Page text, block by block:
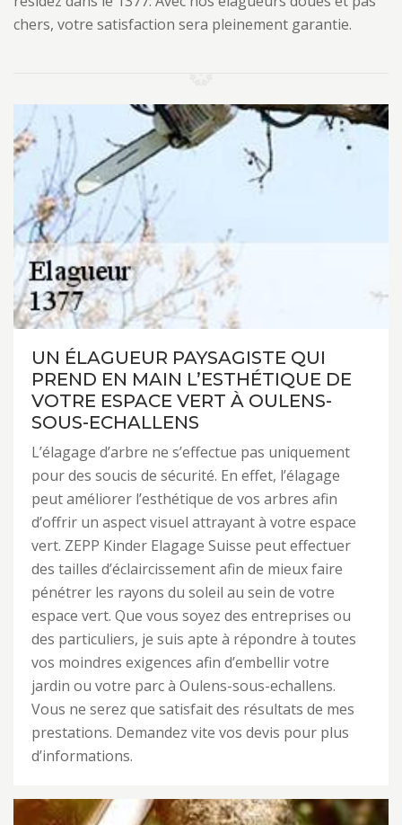
chers, votre satisfaction sera pleinement garantie.
UN ÉLAGUEUR PAYSAGISTE QUI
PREND EN MAIN L’ESTHÉTIQUE DE
VOTRE ESPACE VERT À OULENS-
SOUS-ECHALLENS
L’élagage d’arbre ne s’effectue pas uniquement
pour des soucis de sécurité. En effet, l’élagage
peut améliorer l’esthétique de vos arbres afin
d’offrir un aspect visuel attrayant à votre espace
vert. ZEPP Kinder Elagage Suisse peut effectuer
des tailles d’éclaircissement afin de mieux faire
pénétrer les rayons du soleil au sein de votre
espace vert. Que vous soyez des entreprises ou
des particuliers, je suis apte à répondre à toutes
vos moindres exigences afin d’embellir votre
jardin ou votre parc à Oulens-sous-echallens.
Vous ne serez que satisfait des résultats de mes
prestations. Demandez vite vos devis pour plus
d’informations.